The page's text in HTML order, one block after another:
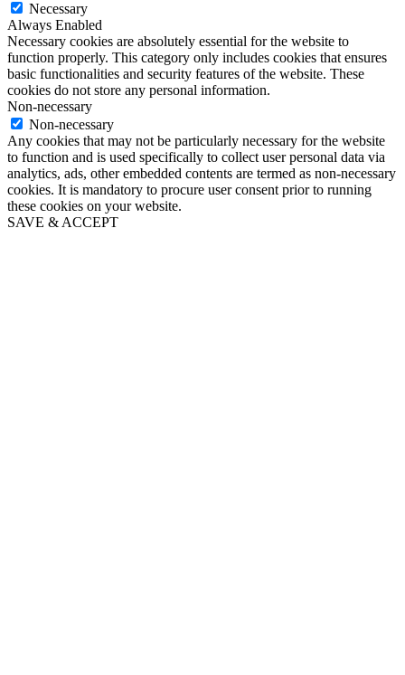
Necessary
Always Enabled
Necessary cookies are absolutely essential for the website to
function properly. This category only includes cookies that ensures
basic functionalities and security features of the website. These
cookies do not store any personal information.
Non-necessary
Non-necessary
Any cookies that may not be particularly necessary for the website
to function and is used specifically to collect user personal data via
analytics, ads, other embedded contents are termed as non-necessary
cookies. It is mandatory to procure user consent prior to running
these cookies on your website.
SAVE & ACCEPT